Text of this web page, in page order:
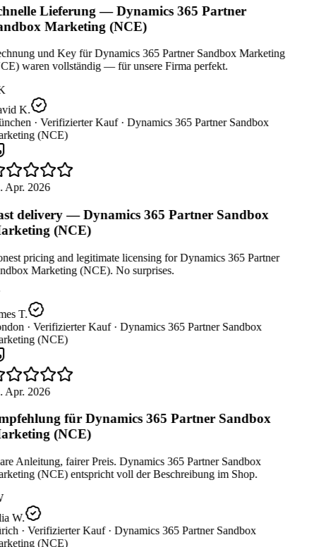
Lieferung — Dynamics 365 Partner
Marketing (NCE)
und Key für Dynamics 365 Partner Sandbox Marketing
waren vollständig — für unsere Firma perfekt.
K.
· Verifizierter Kauf · Dynamics 365 Partner Sandbox
(NCE)
Apr. 2026
delivery — Dynamics 365 Partner Sandbox
(NCE)
pricing and legitimate licensing for Dynamics 365 Partner
Marketing (NCE). No surprises.
T.
· Verifizierter Kauf · Dynamics 365 Partner Sandbox
(NCE)
Apr. 2026
für Dynamics 365 Partner Sandbox
(NCE)
Anleitung, fairer Preis. Dynamics 365 Partner Sandbox
(NCE) entspricht voll der Beschreibung im Shop.
W.
· Verifizierter Kauf · Dynamics 365 Partner Sandbox
(NCE)